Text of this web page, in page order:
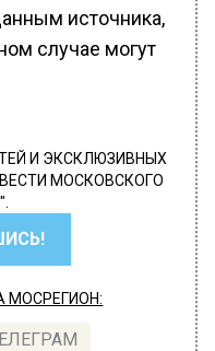
источника,
случае могут
И ЭКСКЛЮЗИВНЫХ
МОСКОВСКОГО
МОСРЕГИОН: